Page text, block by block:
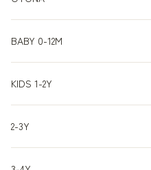
BABY 0-12M
KIDS 1-2Y
2-3Y